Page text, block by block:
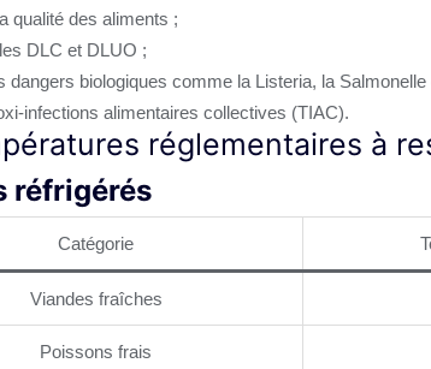
qualité des aliments ;
DLC et DLUO ;
dangers biologiques comme la Listeria, la Salmonelle
infections alimentaires collectives (TIAC).
réglementaires à
réfrigérés
Catégorie
Viandes fraîches
Poissons frais